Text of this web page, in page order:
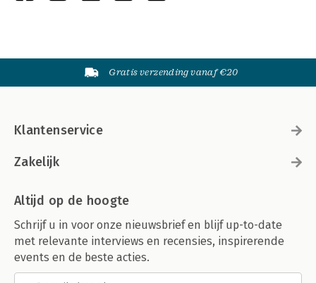
Gratis verzending vanaf €20
Klantenservice
Zakelijk
Altijd op de hoogte
Schrijf u in voor onze nieuwsbrief en blijf up-to-date
met relevante interviews en recensies, inspirerende
events en de beste acties.